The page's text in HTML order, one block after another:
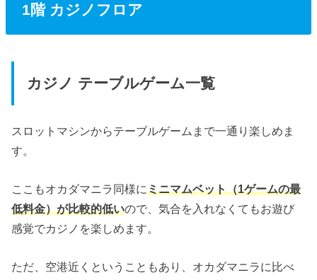
1階 カジノフロア
カジノ テーブルゲーム一覧
スロットマシンからテーブルゲームまで一通り楽しめま
す。
ここもオカダマニラ同様にミニマムベット（1ゲームの最
低料金）が比較的低いので、気合を入れなくてもお遊び
感覚でカジノを楽しめます。
ただ、空港近くということもあり、オカダマニラに比べ